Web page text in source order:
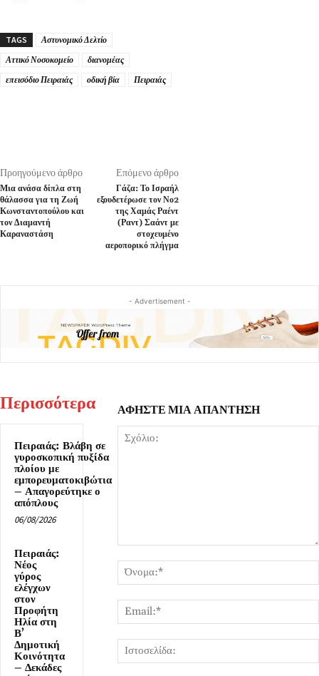
TAGS
Αστυνομικό Δελτίο
Αττικό Νοσοκομείο
διανομέας
επεισόδιο Πειραιάς
οδική βία Πειραιάς
Προηγούμενο άρθρο
Μια ανάσα δίπλα στη
θάλασσα για τη Ζωή
Κωνσταντοπούλου και
τον Διαμαντή
Καραναστάση
Επόμενο άρθρο
Γάζα: Το Ισραήλ
εξουδετέρωσε τον Νο2
της Χαμάς Ραέντ
(Ραντ) Σαάντ με
στοχευμένο
αεροπορικό πλήγμα
- Advertisement -
Περισσότερα
Πειραιάς: Βλάβη σε
γυροσκοπική πυξίδα
πλοίου με
εμπορευματοκιβώτια
– Απαγορεύτηκε ο
απόπλους
06/08/2026
Πειραιάς:
Νέος
γύρος
ελέγχων
στον
Προφήτη
Ηλία στη
Β’
Δημοτική
Κοινότητα
– Δεκάδες
ΑΦΗΣΤΕ ΜΙΑ ΑΠΑΝΤΗΣΗ